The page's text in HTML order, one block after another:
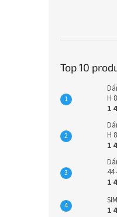
Top 10
H
1
H
1
44
1
1